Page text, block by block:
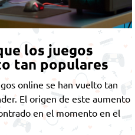
los juegos
tan populares
online se han vuelto tan
El origen de este aumento
en el momento en el